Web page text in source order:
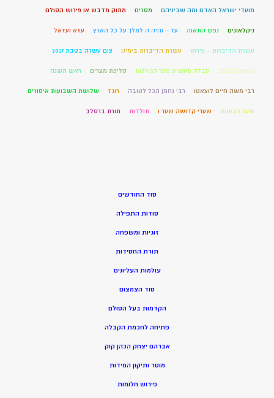
מועדי ישראל האדם ומה שביניהם מסרים מתוק מדבש או פירוש הסולם
ניקלאונים נפש התאוה עז – והיה ה למלך על כל הארץ עזא ועזאל
עשרת הדיברות – פירוט עשרת הדיברות בימינו צום עשרה בטבת 2017
צמאה תשפב קבלה מעשית ספר הגורלות קליפת מצרים ראש השנה
רבי משה חיים לוצאטו רבי נחמן הכל לטובה רוגז שלושת השבועות איסורים
שער הכוונות שערי קדושה שער ו תולדות תורת ברסלב
סוד החודשים
סודות התפילה
זוגיות ומשפחה
תורת החסידות
עולמות העליונים
סוד הצמצום
הקדמות בעל הסולם
פתיחה לחכמת הקבלה
אברהם יצחק הכהן קוק
מוסר ותיקון המידות
פירוש חלומות